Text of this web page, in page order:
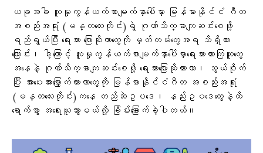
ယခုအခါ လူမှုကွန်ယက်စာမျက်နှာပေါ်မှာ မြန်မာနိုင်ငံ ဂီတ
အစည်းအရုံး (မန္တလေးတိုင်း)ရဲ့ ဂုဏ်သိက္ခာကျဆင်းစေဖို့
ရည်ရွယ်ပြီး ရေးသား ပြောဆိုတာတွေကို မှတ်တမ်းတွေအရ သိရှိထား
ကြောင်း၊ ဒါ့ကြောင့် လူမှုကွန်ယက်စာမျက်နှာပေါ်မှာရေးသားထားကြသူတွေ
အနေနဲ့ ဂုဏ်သိက္ခာကျဆင်းစေဖို့ ရေးသားပြောဆိုထားတာ၊ သွယ်ဝိုက်
ပြီး အားပေးအားမြှောက်ထားတာတွေကို မြန်မာနိုင်ငံဂီတ အစည်းအရုံး
(မန္တလေးတိုင်း)ကနေ တည်ဆဲဥပဒေ၊ နည်းဥပဒေတွေနဲ့ထိ
ရောက်စွာ အရေးယူသွားမယ်လို့ ခြိမ်းခြောက်ခဲ့ပါတယ်။